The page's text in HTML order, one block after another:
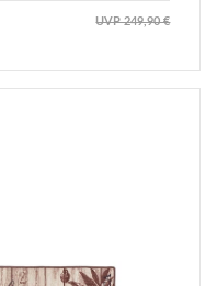
UVP 249,90 €